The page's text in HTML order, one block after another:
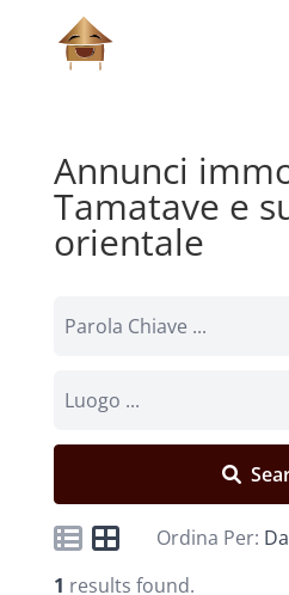
Annunci
Tamatave e
orientale
Ordina Per:
1 results found.